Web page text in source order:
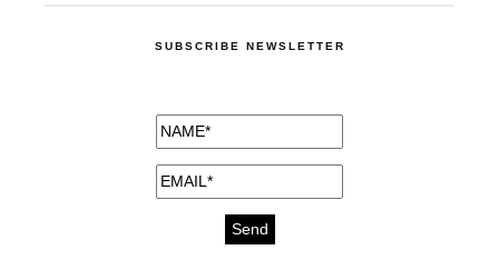
SUBSCRIBE NEWSLETTER